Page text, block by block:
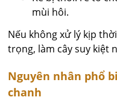
mùi hôi.
Nếu không xử lý kịp
trọng, làm cây suy kiệt
Nguyên nhân phổ
chanh